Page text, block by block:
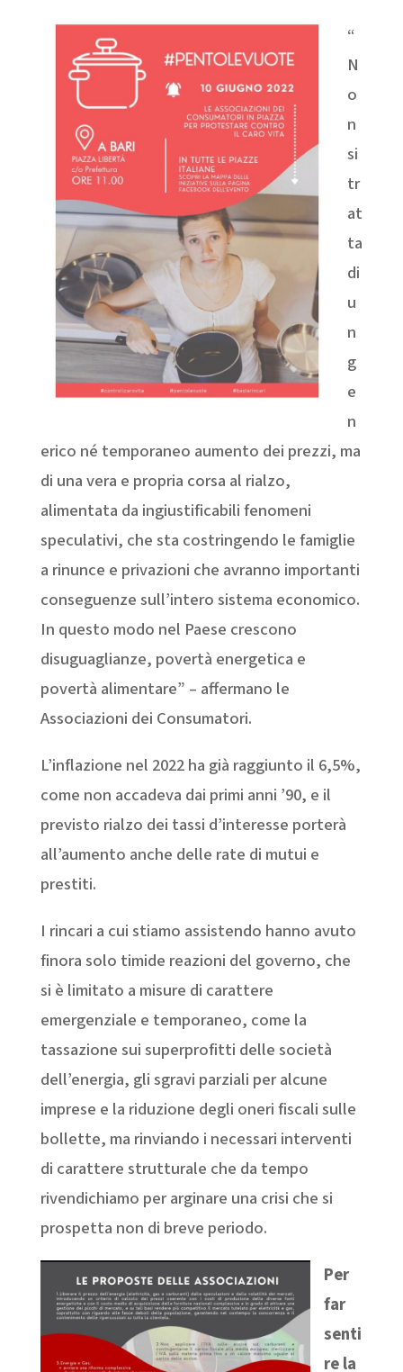
“
N
o
n
si
tr
at
ta
di
u
n
g
e
n
erico né temporaneo aumento dei prezzi, ma
di una vera e propria corsa al rialzo,
alimentata da ingiustificabili fenomeni
speculativi, che sta costringendo le famiglie
a rinunce e privazioni che avranno importanti
conseguenze sull’intero sistema economico.
In questo modo nel Paese crescono
disuguaglianze, povertà energetica e
povertà alimentare” – affermano le
Associazioni dei Consumatori.
L’inflazione nel 2022 ha già raggiunto il 6,5%,
come non accadeva dai primi anni ’90, e il
previsto rialzo dei tassi d’interesse porterà
all’aumento anche delle rate di mutui e
prestiti.
I rincari a cui stiamo assistendo hanno avuto
finora solo timide reazioni del governo, che
si è limitato a misure di carattere
emergenziale e temporaneo, come la
tassazione sui superprofitti delle società
dell’energia, gli sgravi parziali per alcune
imprese e la riduzione degli oneri fiscali sulle
bollette, ma rinviando i necessari interventi
di carattere strutturale che da tempo
rivendichiamo per arginare una crisi che si
prospetta non di breve periodo.
Per
far
senti
re la